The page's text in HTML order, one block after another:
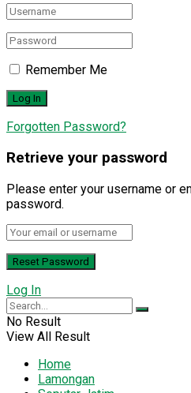
Remember Me
Forgotten Password?
Retrieve your password
Please enter your username or
password.
Log In
No Result
View All Result
Home
Lamongan